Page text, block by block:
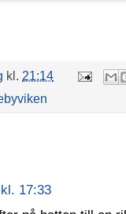
kl. 21:14
17:33